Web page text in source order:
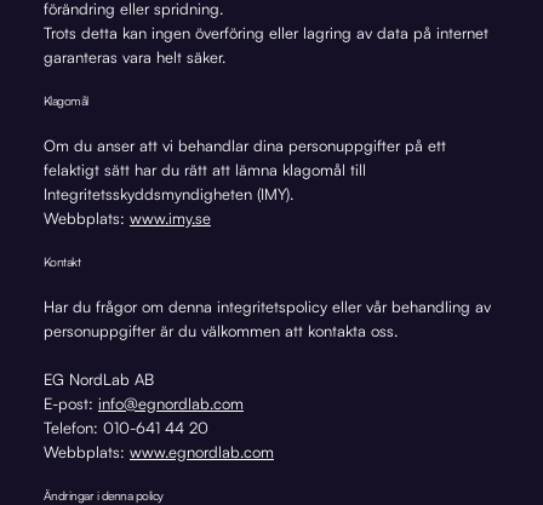
förändring eller spridning.
Trots detta kan ingen överföring eller lagring av data på internet
garanteras vara helt säker.
Klagomål
Om du anser att vi behandlar dina personuppgifter på ett
felaktigt sätt har du rätt att lämna klagomål till
Integritetsskyddsmyndigheten (IMY).
Webbplats: www.imy.se
Kontakt
Har du frågor om denna integritetspolicy eller vår behandling av
personuppgifter är du välkommen att kontakta oss.
EG NordLab AB
E-post: info@egnordlab.com
Telefon: 010-641 44 20
Webbplats: www.egnordlab.com
Ändringar i denna policy